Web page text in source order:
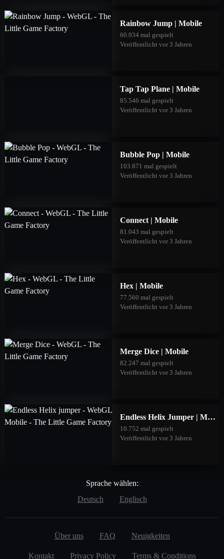
Rainbow Jump | Mobile
60.934 mal gespielt
Veröffentlicht vor 3 Jahren
Tap Tap Plane | Mobile
85.546 mal gespielt
Veröffentlicht vor 3 Jahren
Bubble Pop | Mobile
103.871 mal gespielt
Veröffentlicht vor 3 Jahren
Connect | Mobile
81.043 mal gespielt
Veröffentlicht vor 3 Jahren
Hex | Mobile
77.560 mal gespielt
Veröffentlicht vor 3 Jahren
Merge Dice | Mobile
82.247 mal gespielt
Veröffentlicht vor 3 Jahren
Endless Helix Jumper | Mobile
10.752 mal gespielt
Veröffentlicht vor 3 Jahren
Sprache wählen:
Deutsch
Englisch
Über uns FAQ Neuigkeiten
Kontakt Privacy Policy Terms & Conditions